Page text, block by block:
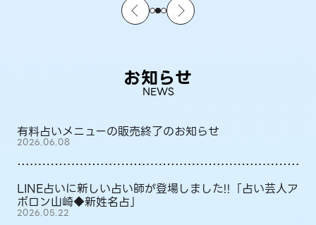
お知らせ
NEWS
有料占いメニューの販売終了のお知らせ
2026.06.08
LINE占いに新しい占い師が登場しました!!「占い芸人ア
ポロン山崎◆新姓名占」
2026.05.22